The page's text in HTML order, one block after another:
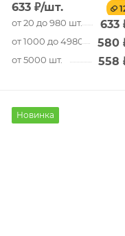
633 ₽/шт.
от 20 до 980 шт. 633
от 1000 до 4980 шт.580
от 5000 шт. 558
Новинка